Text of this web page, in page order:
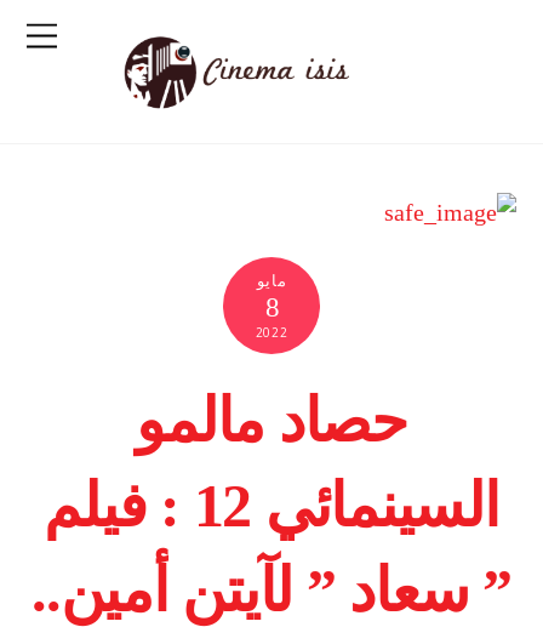
مايو
8
2022
حصاد مالمو
السينمائي 12 : فيلم
” سعاد ” لآيتن أمين..